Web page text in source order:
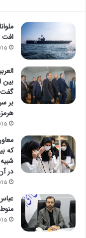
افت
بین
بر
که
در